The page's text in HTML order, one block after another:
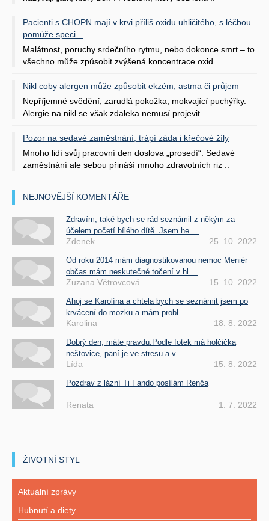
Pacienti s CHOPN mají v krvi příliš oxidu uhličitého, s léčbou
pomůže speci ..
Malátnost, poruchy srdečního rytmu, nebo dokonce smrt – to
všechno může způsobit zvýšená koncentrace oxid ..
Nikl coby alergen může způsobit ekzém, astma či průjem
Nepříjemné svědění, zarudlá pokožka, mokvající puchýřky.
Alergie na nikl se však zdaleka nemusí projevit ..
Pozor na sedavé zaměstnání, trápí záda i křečové žíly
Mnoho lidí svůj pracovní den doslova „prosedí“. Sedavé
zaměstnání ale sebou přináší mnoho zdravotních riz ..
NEJNOVĚJŠÍ KOMENTÁŘE
Zdravím, také bych se rád seznámil z někým za
účelem početí bílého dítě. Jsem he ...
Zdenek 25. 10. 2022
Od roku 2014 mám diagnostikovanou nemoc Meniér
občas mám neskutečné točení v hl ...
Zuzana Větrovcová 15. 10. 2022
Ahoj se Karolína a chtela bych se seznámit jsem po
krvácení do mozku a mám probl ...
Karolina 18. 8. 2022
Dobrý den, máte pravdu.Podle fotek má holčička
neštovice, paní je ve stresu a v ...
Lída 15. 8. 2022
Pozdrav z lázní Ti Fando posílám Renča
Renata 1. 7. 2022
ŽIVOTNÍ STYL
Aktuální zprávy
Hubnutí a diety